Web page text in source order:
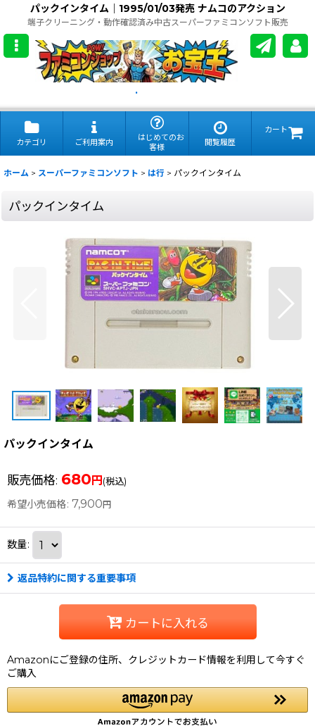
パックインタイム｜1995/01/03発売 ナムコのアクション
端子クリーニング・動作確認済み中古スーパーファミコンソフト販売
.
カテゴリ ご利用案内
はじめてのお
客様
閲覧履歴
カート
ホーム > スーパーファミコンソフト > は行 > パックインタイム
パックインタイム
パックインタイム
販売価格: 680 円 (税込)
希望小売価格: 7,900 円
数量:
返品特約に関する重要事項
カートに入れる
Amazonにご登録の住所、クレジットカード情報を利用して今すぐ
ご購入